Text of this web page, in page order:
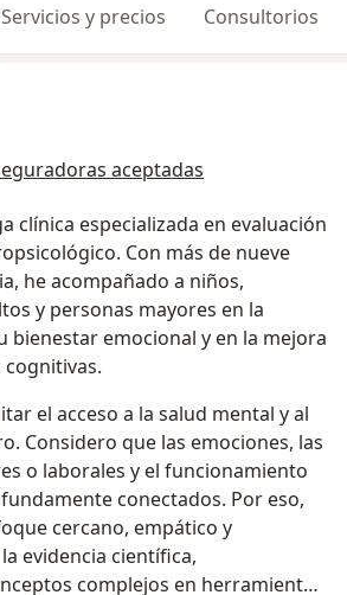
Servicios y precios Consultorios
aceptadas
clínica especializada en evaluación
Con más de nueve
he acompañado a niños,
y personas mayores en la
bienestar emocional y en la mejora
el acceso a la salud mental y al
Considero que las emociones, las
o laborales y el funcionamiento
conectados. Por eso,
cercano, empático y
evidencia científica,
complejos en herramientas